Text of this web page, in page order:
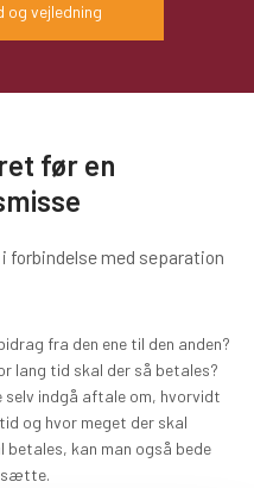
og vejledning
før en
forbindelse med separation
fra den ene til den anden?
lang tid skal der så betales?
indgå aftale om, hvorvidt
og hvor meget der skal
betales, kan man også bede